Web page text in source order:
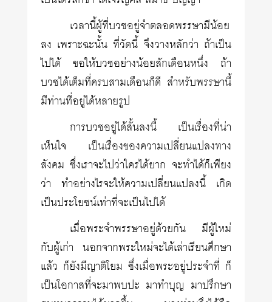
เวลานี้ผู้ที่บวชอยู่จำตลอดพรรษามีน้อย
ลง เพราะฉะนั้น ที่วัดนี้ จึงวางหลักว่า ถ้าเป็น
ไปได้ ขอให้บวชอย่างน้อยสักเดือนหนึ่ง ถ้า
บวชได้เต็มที่ครบสามเดือนก็ดี สำหรับพรรษานี้
มีท่านที่อยู่ได้หลายรูป
การบวชอยู่ได้สั้นลงนี้ เป็นเรื่องที่น่า
เห็นใจ เป็นเรื่องของความเปลี่ยนแปลงทาง
สังคม ซึ่งเราจะไปว่าใครได้ยาก จะทำได้ก็เพียง
ว่า ทำอย่างไรจะให้ความเปลี่ยนแปลงนี้ เกิด
เป็นประโยชน์เท่าที่จะเป็นไปได้
เมื่อพระจำพรรษาอยู่ด้วยกัน มีผู้ใหม่
กับผู้เก่า นอกจากพระใหม่จะได้เล่าเรียนศึกษา
แล้ว ก็ยังมีญาติโยม ซึ่งเมื่อพระอยู่ประจำที่ ก็
เป็นโอกาสที่จะมาพบปะ มาทำบุญ มาปรึกษา